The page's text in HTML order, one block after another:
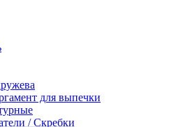
для выпечки
/ Скребки